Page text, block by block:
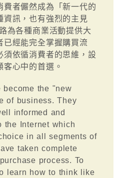
費者儼然成為「新一代的
資訊，也有強烈的主見
為各種商業活動提供大
已經能完全掌握購買流
須依循消費者的思維，設
客心中的首選。
become the "new
of business. They
informed and
the Internet which
in all segments of
taken complete
process. To
learn how to think like